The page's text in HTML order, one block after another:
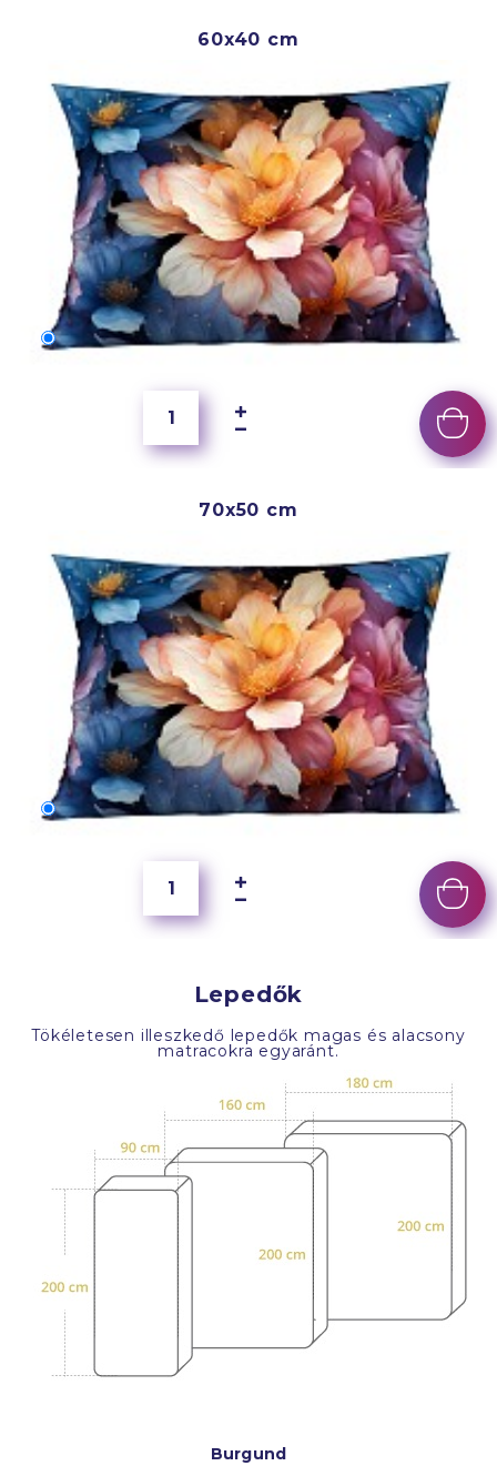
60x40 cm
60x40 cm
70x50 cm
70x50 cm
Lepedők
Tökéletesen illeszkedő lepedők magas és alacsony
matracokra egyaránt.
Burgund